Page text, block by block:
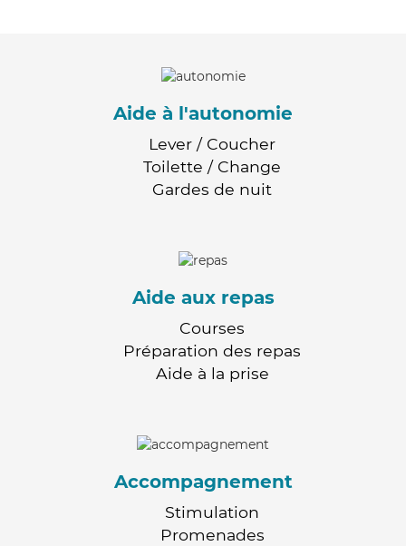
Aide à l'autonomie
Lever / Coucher
Toilette / Change
Gardes de nuit
Aide aux repas
Courses
Préparation des repas
Aide à la prise
Accompagnement
Stimulation
Promenades